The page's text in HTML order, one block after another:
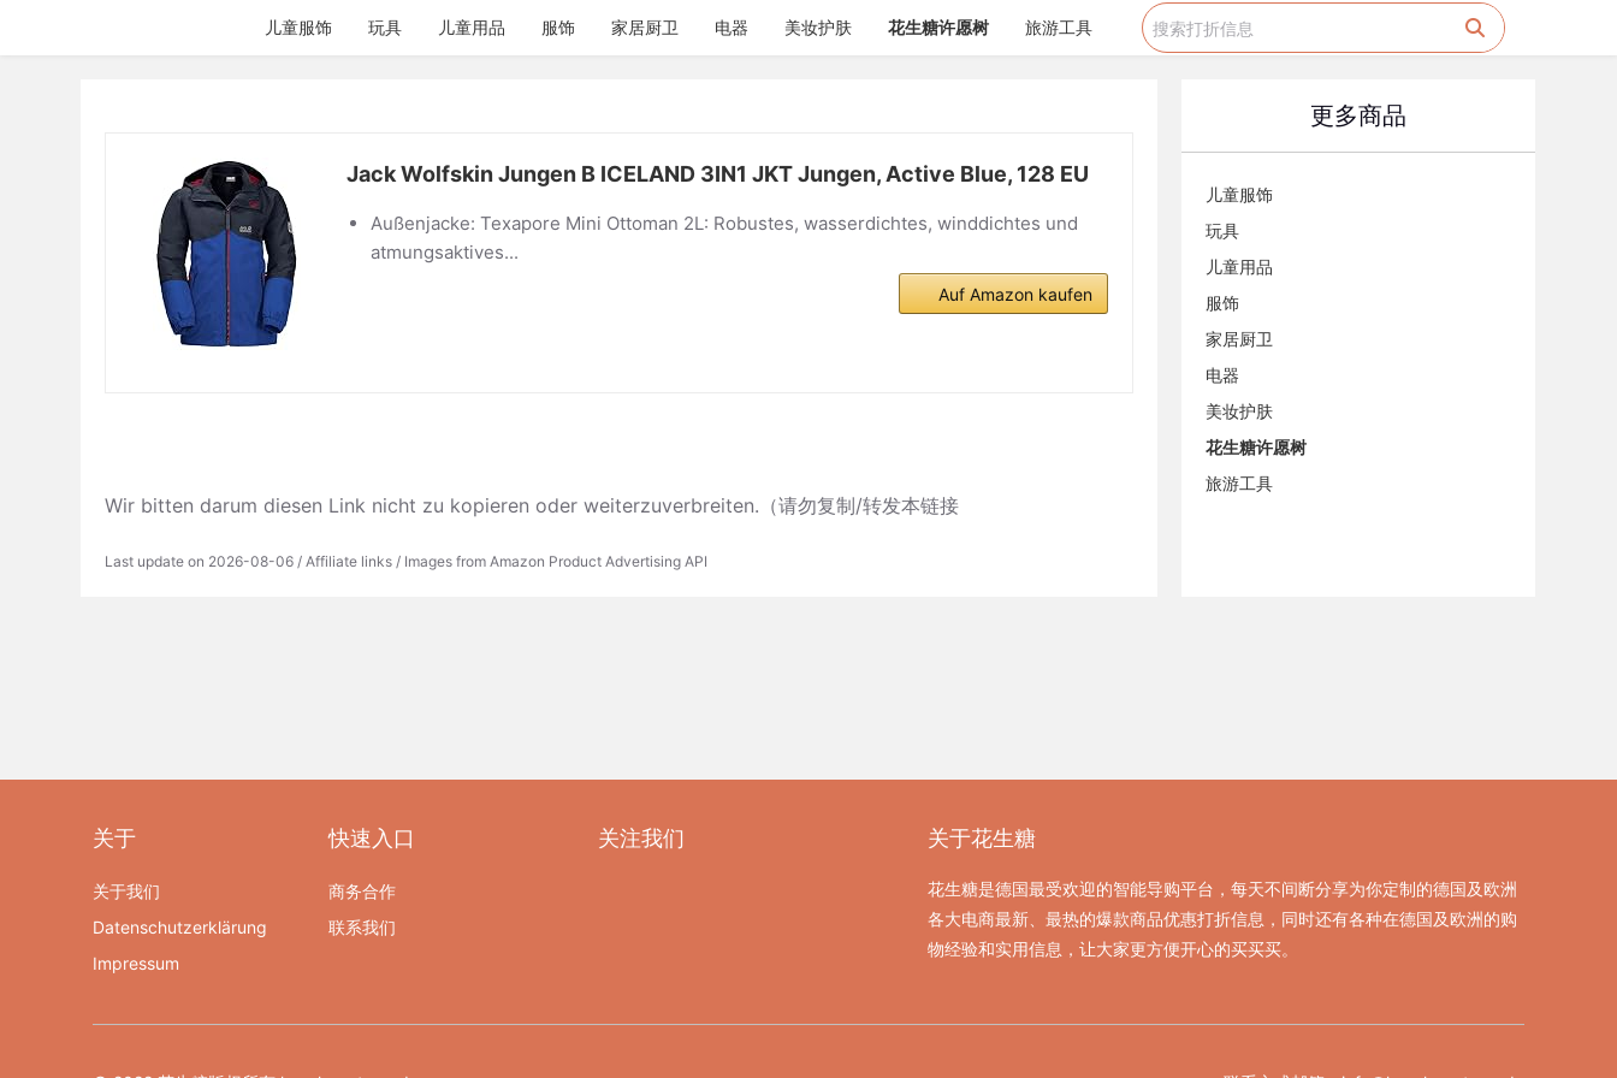
儿童服饰 玩具 儿童用品 服饰 家居厨卫 电器 美妆护肤 花生糖许愿树 旅游工具
Jack Wolfskin Jungen B ICELAND 3IN1 JKT Jungen, Active Blue, 128 EU
Außenjacke: Texapore Mini Ottoman 2L: Robustes, wasserdichtes, winddichtes und
atmungsaktives...
Auf Amazon kaufen
Wir bitten darum diesen Link nicht zu kopieren oder weiterzuverbreiten.（请勿复制/转发本链接
Last update on 2026-08-06 / Affiliate links / Images from Amazon Product Advertising API
更多商品
儿童服饰
玩具
儿童用品
服饰
家居厨卫
电器
美妆护肤
花生糖许愿树
旅游工具
关于
关于我们
Datenschutzerklärung
Impressum
快速入口
商务合作
联系我们
关注我们 关于花生糖
花生糖是德国最受欢迎的智能导购平台，每天不间断分享为你定制的德国及欧洲
各大电商最新、最热的爆款商品优惠打折信息，同时还有各种在德国及欧洲的购
物经验和实用信息，让大家更方便开心的买买买。